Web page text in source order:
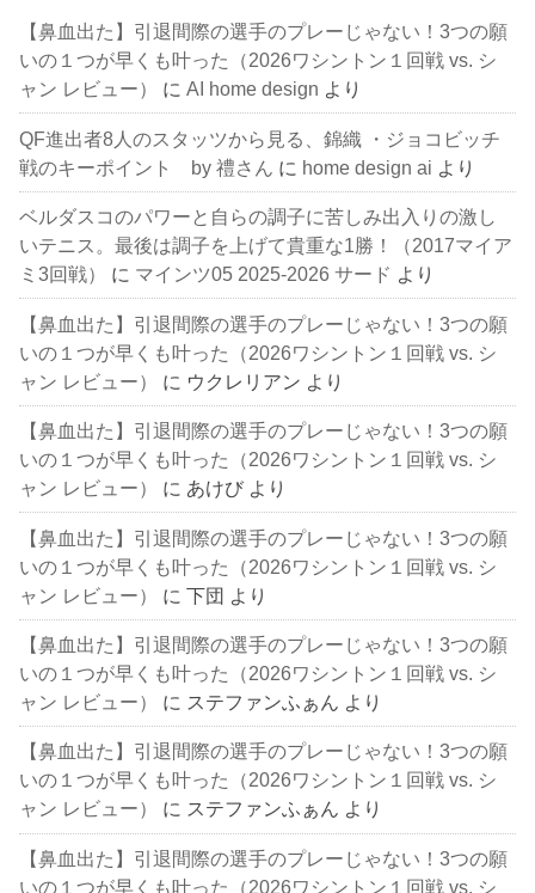
【鼻血出た】引退間際の選手のプレーじゃない！3つの願
いの１つが早くも叶った（2026ワシントン１回戦 vs. シ
ャン レビュー）
にAI home design より
QF進出者8人のスタッツから見る、錦織 ・ジョコビッチ
戦のキーポイント by 禮さん に home design ai より
ベルダスコのパワーと自らの調子に苦しみ出入りの激し
いテニス。最後は調子を上げて貴重な1勝！（2017マイア
ミ3回戦）
に マインツ05 2025-2026 サード より
【鼻血出た】引退間際の選手のプレーじゃない！3つの願
いの１つが早くも叶った（2026ワシントン１回戦 vs. シ
ャン レビュー）
に ウクレリアン より
【鼻血出た】引退間際の選手のプレーじゃない！3つの願
いの１つが早くも叶った（2026ワシントン１回戦 vs. シ
ャン レビュー）
に あけび より
【鼻血出た】引退間際の選手のプレーじゃない！3つの願
いの１つが早くも叶った（2026ワシントン１回戦 vs. シ
ャン レビュー）
に下団 より
【鼻血出た】引退間際の選手のプレーじゃない！3つの願
いの１つが早くも叶った（2026ワシントン１回戦 vs. シ
ャン レビュー）
に ステファンふぁん より
【鼻血出た】引退間際の選手のプレーじゃない！3つの願
いの１つが早くも叶った（2026ワシントン１回戦 vs. シ
ャン レビュー）
に ステファンふぁん より
【鼻血出た】引退間際の選手のプレーじゃない！3つの願
いの１つが早くも叶った（2026ワシントン１回戦 vs. シ